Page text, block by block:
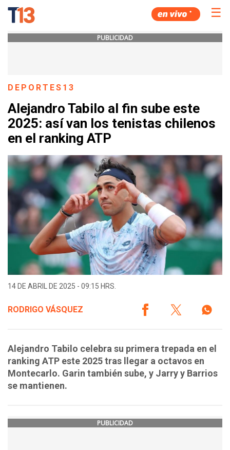
☰
PUBLICIDAD
DEPORTES13
Alejandro Tabilo al fin sube este
2025: así van los tenistas chilenos
en el ranking ATP
14 DE ABRIL DE 2025 - 09:15 HRS.
RODRIGO VÁSQUEZ
Alejandro Tabilo celebra su primera trepada en el
ranking ATP este 2025 tras llegar a octavos en
Montecarlo. Garin también sube, y Jarry y Barrios
se mantienen.
PUBLICIDAD